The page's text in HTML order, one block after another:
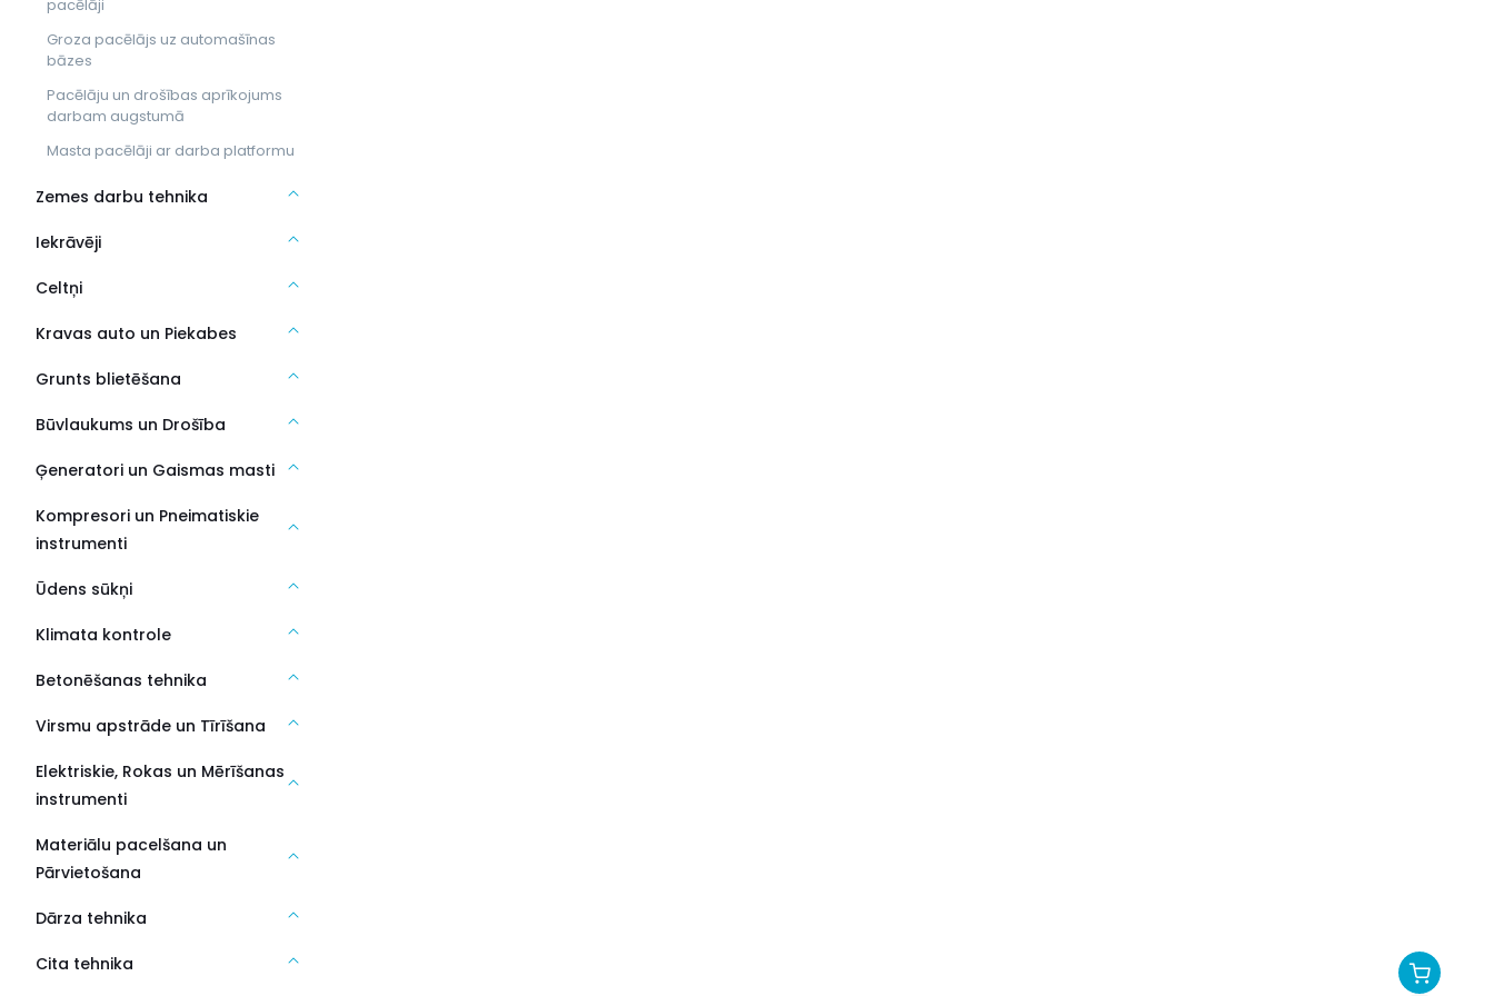
pacēlāji
Groza pacēlājs uz automašīnas
bāzes
Pacēlāju un drošības aprīkojums
darbam augstumā
Masta pacēlāji ar darba platformu
Zemes darbu tehnika
Iekrāvēji
Celtņi
Kravas auto un Piekabes
Grunts blietēšana
Būvlaukums un Drošība
Ģeneratori un Gaismas masti
Kompresori un Pneimatiskie
instrumenti
Ūdens sūkņi
Klimata kontrole
Betonēšanas tehnika
Virsmu apstrāde un Tīrīšana
Elektriskie, Rokas un Mērīšanas
instrumenti
Materiālu pacelšana un
Pārvietošana
Dārza tehnika
Cita tehnika